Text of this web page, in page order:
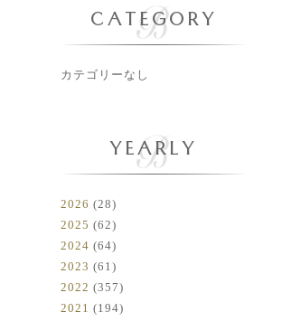
CATEGORY
カテゴリーなし
YEARLY
2026 (28)
2025 (62)
2024 (64)
2023 (61)
2022 (357)
2021 (194)